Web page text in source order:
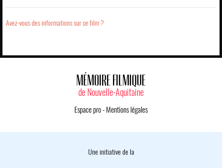
Avez-vous des informations sur ce film ?
MÉMOIRE FILMIQUE
de Nouvelle-Aquitaine
Espace pro- Mentions légales
Une initiative de la